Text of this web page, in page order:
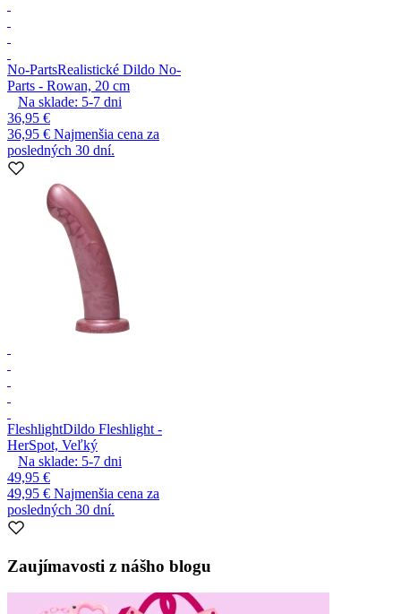
No-PartsRealistické Dildo No-
Parts - Rowan, 20 cm
Na sklade: 5-7 dni
36,95 €
36,95 € Najmenšia cena za
posledných 30 dní.
FleshlightDildo Fleshlight -
HerSpot, Veľký
Na sklade: 5-7 dni
49,95 €
49,95 € Najmenšia cena za
posledných 30 dní.
Zaujímavosti z nášho blogu